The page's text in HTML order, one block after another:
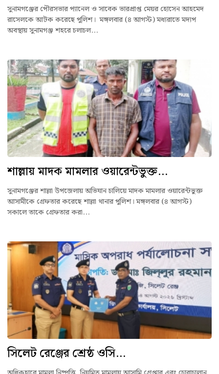
সুনামগঞ্জের পৌরসভার প্যানেল ও সাবেক ভারপ্রাপ্ত মেয়র হোসেন আহমেদ
রাসেলকে আটক করেছে পুলিশ। মঙ্গলবার (৪ আগস্ট) মধ্যরাতে মদ্যপ
অবস্থায় সুনামগঞ্জ শহরে চলাচল...
শাল্লায় মাদক মামলার ওয়ারেন্টভুক্ত...
সুনামগঞ্জের শাল্লা উপজেলায় অভিযান চালিয়ে মাদক মামলার ওয়ারেন্টভুক্ত
আসামীকে গ্রেফতার করেছে শাল্লা থানার পুলিশ। মঙ্গলবার (৪ আগস্ট)
সকালে তাকে গ্রেফতার করা...
সিলেট রেঞ্জের শ্রেষ্ঠ ওসি...